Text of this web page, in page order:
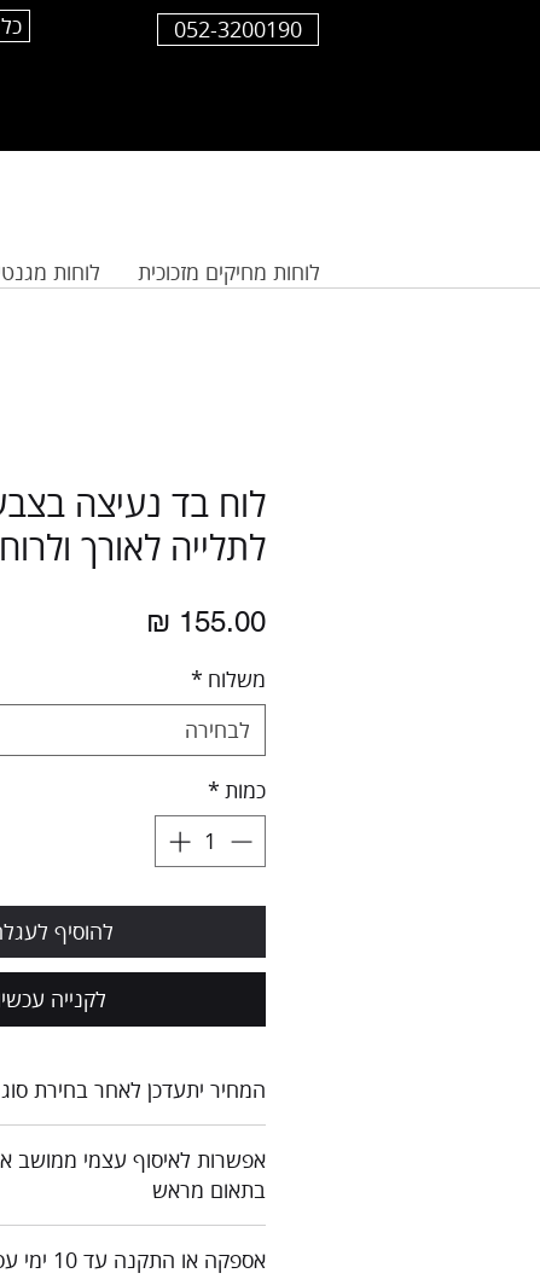
052-3200190
לוחות מחיקים מזכוכית לוחות
לוח בד נעיצה
לתלייה לאורך
משלוח *
לבחירה
כמות *
להוסיף
לקנייה
המחיר יתעדכן לאחר בחירת
צור קשר לקבלת הצעת מחיר
בתאום מראש
אספקה או התקנה עד 10 ימי עסקים